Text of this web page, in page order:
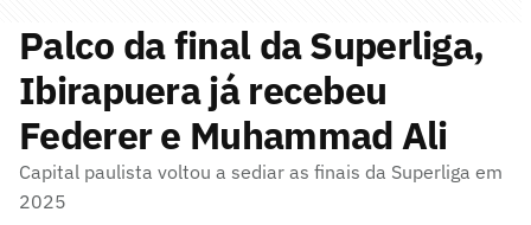
Palco da final da Superliga,
Ibirapuera já recebeu
Federer e Muhammad Ali
Capital paulista voltou a sediar as finais da Superliga em
2025